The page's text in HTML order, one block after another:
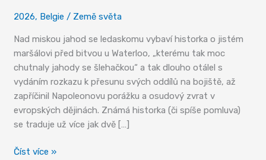
2026, Belgie / Země světa
Nad miskou jahod se ledaskomu vybaví historka o jistém
maršálovi před bitvou u Waterloo, „kterému tak moc
chutnaly jahody se šlehačkou“ a tak dlouho otálel s
vydáním rozkazu k přesunu svých oddílů na bojiště, až
zapříčinil Napoleonovu porážku a osudový zvrat v
evropských dějinách. Známá historka (či spíše pomluva)
se traduje už více jak dvě […]
Po
Číst více »